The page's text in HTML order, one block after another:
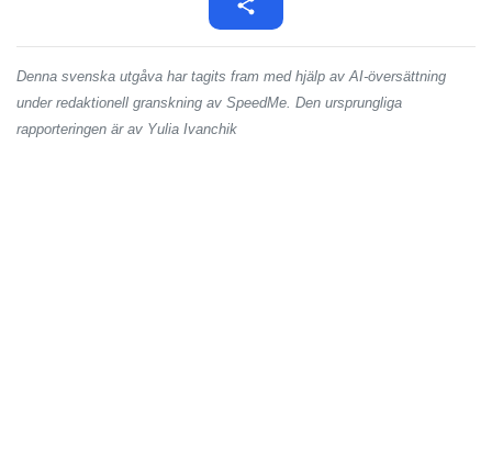
Denna svenska utgåva har tagits fram med hjälp av AI-översättning
under redaktionell granskning av SpeedMe. Den ursprungliga
rapporteringen är av Yulia Ivanchik